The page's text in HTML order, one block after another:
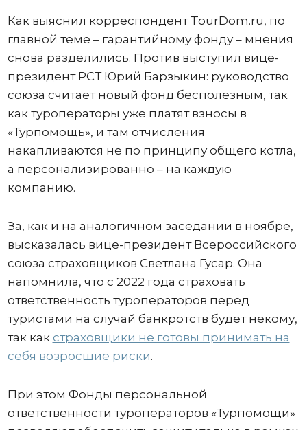
Как выяснил корреспондент TourDom.ru, по
главной теме – гарантийному фонду – мнения
снова разделились. Против выступил вице-
президент РСТ Юрий Барзыкин: руководство
союза считает новый фонд бесполезным, так
как туроператоры уже платят взносы в
«Турпомощь», и там отчисления
накапливаются не по принципу общего котла,
а персонализированно – на каждую
компанию.
За, как и на аналогичном заседании в ноябре,
высказалась вице-президент Всероссийского
союза страховщиков Светлана Гусар. Она
напомнила, что с 2022 года страховать
ответственность туроператоров перед
туристами на случай банкротств будет некому,
так как страховщики не готовы принимать на
себя возросшие риски.
При этом Фонды персональной
ответственности туроператоров «Турпомощи»